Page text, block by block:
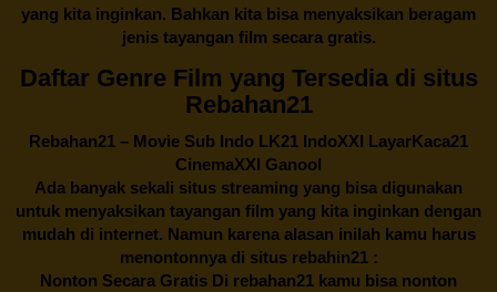
yang kita inginkan. Bahkan kita bisa menyaksikan beragam
jenis tayangan film secara gratis.
Daftar Genre Film yang Tersedia di situs
Rebahan21
Rebahan21 – Movie Sub Indo LK21 IndoXXI LayarKaca21
CinemaXXI Ganool
Ada banyak sekali situs streaming yang bisa digunakan
untuk menyaksikan tayangan film yang kita inginkan dengan
mudah di internet. Namun karena alasan inilah kamu harus
menontonnya di situs rebahin21 :
Nonton Secara Gratis Di rebahan21 kamu bisa nonton